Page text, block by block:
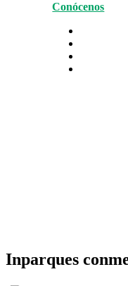
Conócenos
Inparques